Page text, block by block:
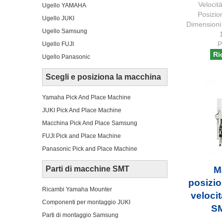
Ugello YAMAHA
Ugello JUKI
Ugello Samsung
Ugello FUJI
Ugello Panasonic
Scegli e posiziona la macchina
Yamaha Pick And Place Machine
JUKI Pick And Place Machine
Macchina Pick And Place Samsung
FUJI Pick and Place Machine
Panasonic Pick and Place Machine
Parti di macchine SMT
Ricambi Yamaha Mounter
Componenti per montaggio JUKI
Parti di montaggio Samsung